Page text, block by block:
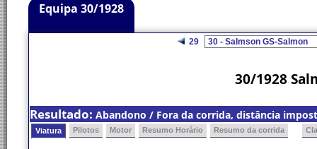
Equipa 30/1928
29
30/1928
Resultado: Abandono / Fora da corrida, distância
Viatura Pilotos Motor Resumo Horário Resumo da corrida